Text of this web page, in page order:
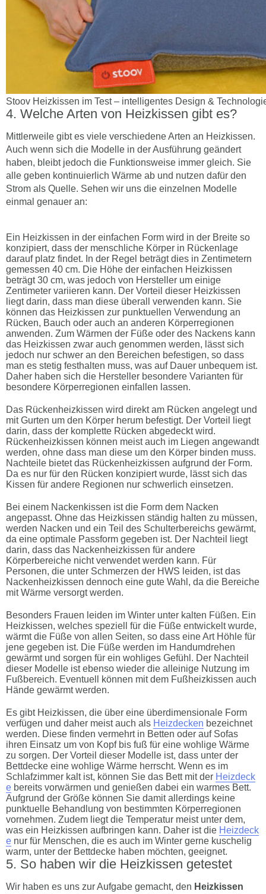
Stoov Heizkissen im Test – intelligentes Design &
Welche Arten von Heizkissen gibt es?
Mittlerweile gibt es viele verschiedene Arten an Heizkissen.
Auch wenn sich die Modelle in der Ausführung geändert
haben, bleibt jedoch die Funktionsweise immer gleich. Sie
alle geben kontinuierlich Wärme ab und nutzen dafür den
Strom als Quelle. Sehen wir uns die einzelnen Modelle
einmal genauer an:
Ein Heizkissen in der einfachen Form wird in der Breite so
konzipiert, dass der menschliche Körper in Rückenlage
darauf platz findet. In der Regel beträgt dies in Zentimetern
gemessen 40 cm. Die Höhe der einfachen Heizkissen
beträgt 30 cm, was jedoch von Hersteller um einige
Zentimeter variieren kann. Der Vorteil dieser Heizkissen
liegt darin, dass man diese überall verwenden kann. Sie
können das Heizkissen zur punktuellen Verwendung an
Rücken, Bauch oder auch an anderen Körperregionen
anwenden. Zum Wärmen der Füße oder des Nackens kann
das Heizkissen zwar auch genommen werden, lässt sich
jedoch nur schwer an den Bereichen befestigen, so dass
man es stetig festhalten muss, was auf Dauer unbequem ist.
Daher haben sich die Hersteller besondere Varianten für
besondere Körperregionen einfallen lassen.
Das Rückenheizkissen wird direkt am Rücken angelegt und
mit Gurten um den Körper herum befestigt. Der Vorteil liegt
darin, dass der komplette Rücken abgedeckt wird.
Rückenheizkissen können meist auch im Liegen angewandt
werden, ohne dass man diese um den Körper binden muss.
Nachteile bietet das Rückenheizkissen aufgrund der Form.
Da es nur für den Rücken konzipiert wurde, lässt sich das
Kissen für andere Regionen nur schwerlich einsetzen.
Bei einem Nackenkissen ist die Form dem Nacken
angepasst. Ohne das Heizkissen ständig halten zu müssen,
werden Nacken und ein Teil des Schulterbereichs gewärmt,
da eine optimale Passform gegeben ist. Der Nachteil liegt
darin, dass das Nackenheizkissen für andere
Körperbereiche nicht verwendet werden kann. Für
Personen, die unter Schmerzen der HWS leiden, ist das
Nackenheizkissen dennoch eine gute Wahl, da die Bereiche
mit Wärme versorgt werden.
Besonders Frauen leiden im Winter unter kalten Füßen. Ein
Heizkissen, welches speziell für die Füße entwickelt wurde,
wärmt die Füße von allen Seiten, so dass eine Art Höhle für
jene gegeben ist. Die Füße werden im Handumdrehen
gewärmt und sorgen für ein wohliges Gefühl. Der Nachteil
dieser Modelle ist ebenso wieder die alleinige Nutzung im
Fußbereich. Eventuell können mit dem Fußheizkissen auch
Hände gewärmt werden.
Es gibt Heizkissen, die über eine überdimensionale Form
verfügen und daher meist auch als Heizdecken bezeichnet
werden. Diese finden vermehrt in Betten oder auf Sofas
ihren Einsatz um von Kopf bis fuß für eine wohlige Wärme
zu sorgen. Der Vorteil dieser Modelle ist, dass unter der
Bettdecke eine wohlige Wärme herrscht. Wenn es im
Schlafzimmer kalt ist, können Sie das Bett mit der Heizdeck
e bereits vorwärmen und genießen dabei ein warmes Bett.
Aufgrund der Größe können Sie damit allerdings keine
punktuelle Behandlung von bestimmten Körperregionen
vornehmen. Zudem liegt die Temperatur meist unter dem,
was ein Heizkissen aufbringen kann. Daher ist die Heizdeck
e nur für Menschen, die es auch im Winter gerne kuschelig
warm, unter der Bettdecke haben möchten, geeignet.
So haben wir die Heizkissen getestet
Wir haben es uns zur Aufgabe gemacht, den Heizkissen